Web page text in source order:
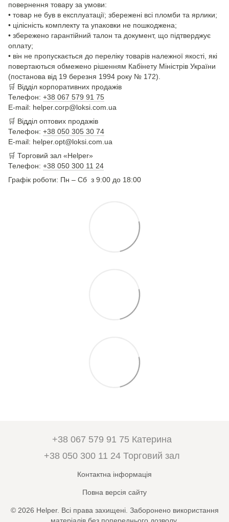
повернення товару за умови:
• товар не був в експлуатації; збережені всі пломби та ярлики;
• цілісність комплекту та упаковки не пошкоджена;
• збережено гарантійний талон та документ, що підтверджує
оплату;
• він не пропускається до переліку товарів належної якості, які
повертаються обмежено рішенням Кабінету Міністрів України
(постанова від 19 березня 1994 року № 172).
🛒 Відділ корпоративних продажів
Телефон: +38 067 579 91 75
E-mail: helper.corp@loksi.com.ua
🛒 Відділ оптових продажів
Телефон: +38 050 305 30 74
E-mail: helper.opt@loksi.com.ua
🛒 Торговий зал «Helper»
Телефон: +38 050 300 11 24
Графік роботи: Пн – Сб з 9:00 до 18:00
+38 067 579 91 75 Катерина
+38 050 300 11 24 Торговий зал
Контактна інформація
Повна версія сайту
© 2026 Helper. Всі права захищені. Заборонено використання